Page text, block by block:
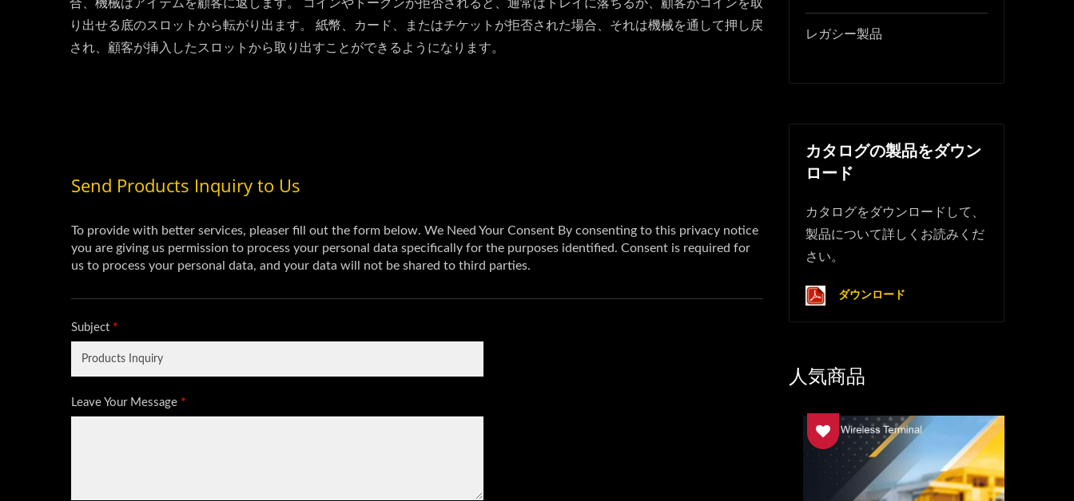
合、機械はアイテムを顧客に返します。 コインやトークンが拒否されると、通常はトレイに落ちるか、顧客がコインを取
り出せる底のスロットから転がり出ます。 紙幣、カード、またはチケットが拒否された場合、それは機械を通して押し戻
され、顧客が挿入したスロットから取り出すことができるようになります。
レガシー製品
カタログの製品をダウン
ロード
カタログをダウンロードして、
製品について詳しくお読みくだ
さい。
ダウンロード
人気商品